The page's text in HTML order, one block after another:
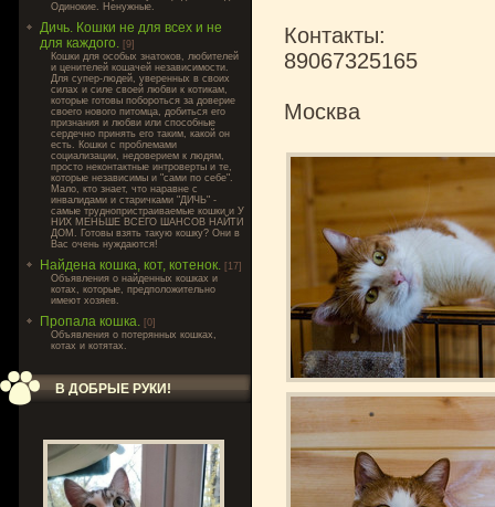
Одинокие. Ненужные.
Дичь. Кошки не для всех и не
для каждого. [9]
Кошки для особых знатоков, любителей
и ценителей кошачей независимости.
Для супер-людей, уверенных в своих
силах и силе своей любви к котикам,
которые готовы побороться за доверие
своего нового питомца, добиться его
признания и любви или способные
сердечно принять его таким, какой он
есть. Кошки с проблемами
социализации, недоверием к людям,
просто неконтактные интроверты и те,
которые независимы и "сами по себе".
Мало, кто знает, что наравне с
инвалидами и старичками "ДИЧЬ" -
самые труднопристраиваемые кошки и У
НИХ МЕНЬШЕ ВСЕГО ШАНСОВ НАЙТИ
ДОМ. Готовы взять такую кошку? Они в
Вас очень нуждаются!
Найдена кошка, кот, котенок. [17]
Объявления о найденных кошках и
котах, которые, предположительно
имеют хозяев.
Пропала кошка. [0]
Объявления о потерянных кошках,
котах и котятах.
В ДОБРЫЕ РУКИ!
Контакты:
89067325165
Москва